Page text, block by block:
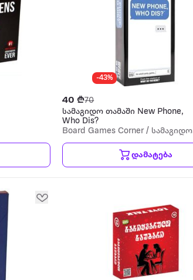
-43%
40 ₾70
სამაგიდო თამაში New Phone,
Who Dis?
Board Games Corner / სამაგიდო
თამაშების კუთხე
დამატება